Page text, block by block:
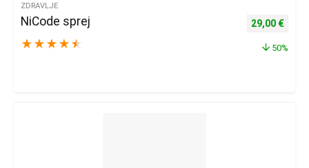
ZDRAVLJE
NiCode sprej
★ ★ ★ ★ ★
Izvorna
29,00 €
50%